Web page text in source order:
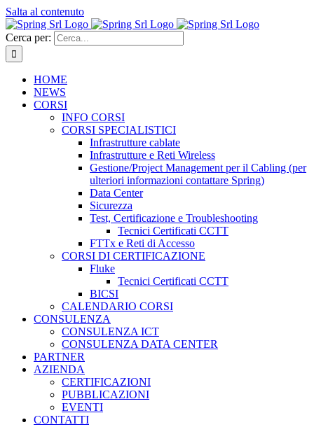
Salta al contenuto
Cerca per:
HOME
NEWS
CORSI
INFO CORSI
CORSI SPECIALISTICI
Infrastrutture cablate
Infrastrutture e Reti Wireless
Gestione/Project Management per il Cabling (per
ulteriori informazioni contattare Spring)
Data Center
Sicurezza
Test, Certificazione e Troubleshooting
Tecnici Certificati CCTT
FTTx e Reti di Accesso
CORSI DI CERTIFICAZIONE
Fluke
Tecnici Certificati CCTT
BICSI
CALENDARIO CORSI
CONSULENZA
CONSULENZA ICT
CONSULENZA DATA CENTER
PARTNER
AZIENDA
CERTIFICAZIONI
PUBBLICAZIONI
EVENTI
CONTATTI